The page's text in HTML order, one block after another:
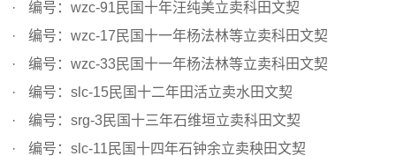
编号：wzc-91民国十年汪纯美立卖科田文契
编号：wzc-17民国十一年杨法林等立卖科田文契
编号：wzc-33民国十一年杨法林等立卖科田文契
编号：slc-15民国十二年田活立卖水田文契
编号：srg-3民国十三年石维垣立卖科田文契
编号：slc-11民国十四年石钟余立卖秧田文契